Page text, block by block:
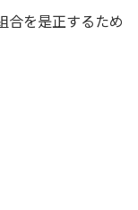
合を是正するため